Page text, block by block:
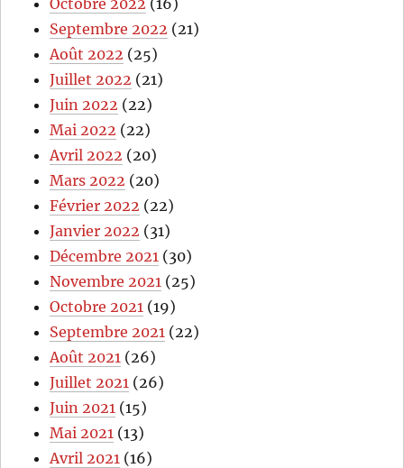
Septembre 2022 (21)
Août 2022 (25)
Juillet 2022 (21)
Juin 2022 (22)
Mai 2022 (22)
Avril 2022 (20)
Mars 2022 (20)
Février 2022 (22)
Janvier 2022 (31)
Décembre 2021 (30)
Novembre 2021 (25)
Octobre 2021 (19)
Septembre 2021 (22)
Août 2021 (26)
Juillet 2021 (26)
Juin 2021 (15)
Mai 2021 (13)
Avril 2021 (16)